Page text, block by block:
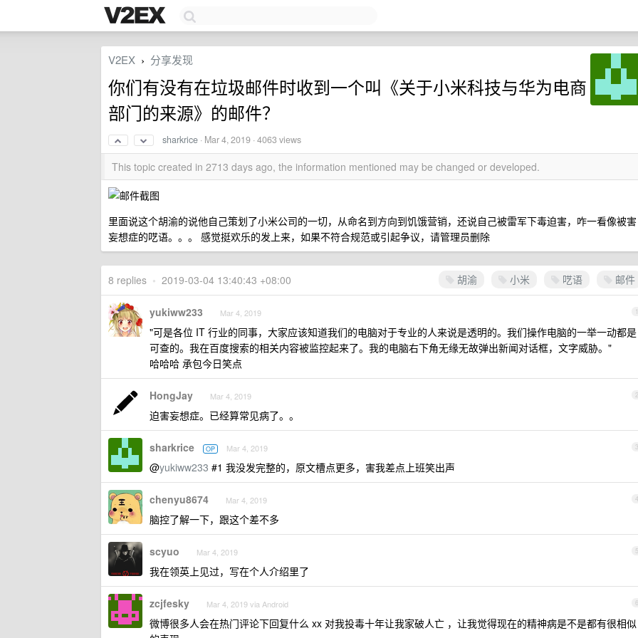
V2EX › 分享发现
你们有没有在垃圾邮件时收到一个叫《关于小米科技与华为电商
部门的来源》的邮件？
sharkrice · Mar 4, 2019 · 4063 views
This topic created in 2713 days ago, the information mentioned may be changed or developed.
里面说这个胡渝的说他自己策划了小米公司的一切，从命名到方向到饥饿营销，还说自己被雷军下毒迫害，咋一看像被害
妄想症的呓语。。。 感觉挺欢乐的发上来，如果不符合规范或引起争议，请管理员删除
胡渝 小米 呓语 邮件
8 replies • 2019-03-04 13:40:43 +08:00
1
yukiww233 Mar 4, 2019
"可是各位 IT 行业的同事，大家应该知道我们的电脑对于专业的人来说是透明的。我们操作电脑的一举一动都是
可查的。我在百度搜索的相关内容被监控起来了。我的电脑右下角无缘无故弹出新闻对话框，文字威胁。"
哈哈哈 承包今日笑点
2
HongJay Mar 4, 2019
迫害妄想症。已经算常见病了。。
3
sharkrice OP Mar 4, 2019
@yukiww233 #1 我没发完整的，原文槽点更多，害我差点上班笑出声
4
chenyu8674 Mar 4, 2019
脑控了解一下，跟这个差不多
5
scyuo Mar 4, 2019
我在领英上见过，写在个人介绍里了
6
zcjfesky Mar 4, 2019 via Android
微博很多人会在热门评论下回复什么 xx 对我投毒十年让我家破人亡 ，让我觉得现在的精神病是不是都有很相似